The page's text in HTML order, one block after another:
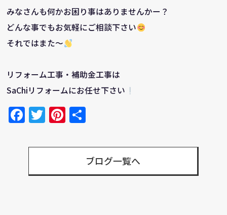
みなさんも何かお困り事はありませんかー？
どんな事でもお気軽にご相談下さい
それではまた～
リフォーム工事・補助金工事は
SaChiリフォームにお任せ下さい
Facebook
TwitterPinterest
ブログ一覧へ